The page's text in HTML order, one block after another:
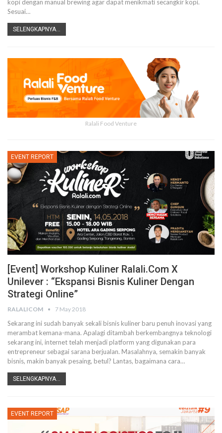
kopi dengan manual brewing agar dapat menikmati secangkir kopi.
Sesuai…
SELENGKAPNYA...
Ralali Food Venture
EVENT REPORT
[Event] Workshop Kuliner Ralali.com X
Unilever : “Ekspansi Bisnis Kuliner Dengan
Strategi Online”
RALALICOM 7 May 2018
Sekarang ini sudah banyak sekali bisnis kuliner baru penuh inovasi yang
merambat kemana-mana. Apalagi ditambah berkembangnya teknologi
sekarang ini, internet telah menjadi platform yang digunakan para
entrepreneur sebagai sarana berjualan. Masalahnya, semakin banyak
bisnis, makin banyak pesaing, betul? Lantas, bagaimana cara…
SELENGKAPNYA...
EVENT REPORT